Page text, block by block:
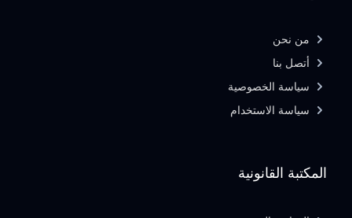
المكتبة القانونية
من نحن
أتصل بنا
سياسة الخصوصية
سياسة الاستخدام